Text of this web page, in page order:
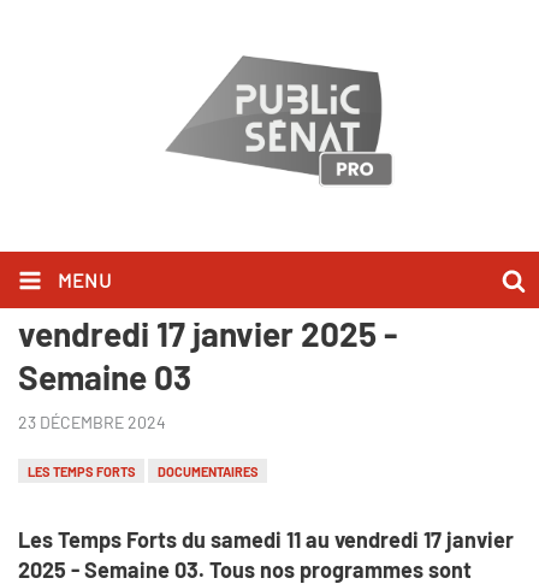
MENU
Les Temps Forts du samedi 11 au
vendredi 17 janvier 2025 -
Semaine 03
23 DÉCEMBRE 2024
LES TEMPS FORTS DOCUMENTAIRES
Les Temps Forts du samedi 11 au vendredi 17 janvier
2025 - Semaine 03. Tous nos programmes sont